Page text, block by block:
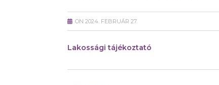
ON 2024. FEBRUÁR 27.
Lakossági tájékoztató